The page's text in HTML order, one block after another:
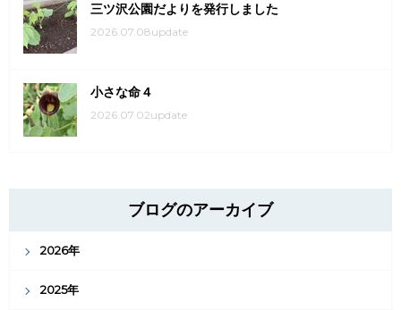
三ツ沢公園だよりを発行しました
2026.07.08update
小さな命４
2026.07.02update
ブログのアーカイブ
2026年
2025年